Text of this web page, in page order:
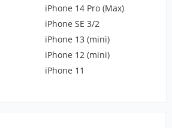
iPhone 14 Pro (Max)
iPhone SE 3/2
iPhone 13 (mini)
iPhone 12 (mini)
iPhone 11